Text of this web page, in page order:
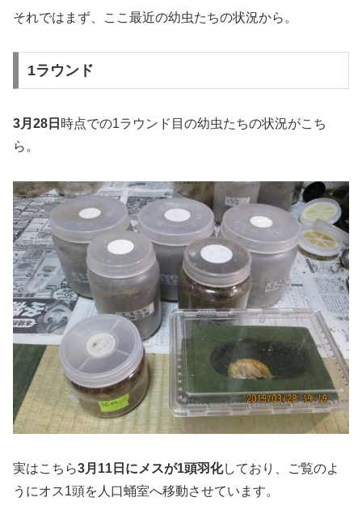
それではまず、ここ最近の幼虫たちの状況から。
1ラウンド
3月28日 時点での1ラウンド目の幼虫たちの状況がこち
ら。
実はこちら3月11日にメスが1頭羽化しており、ご覧のよ
うにオス1頭を人口蛹室へ移動させています。